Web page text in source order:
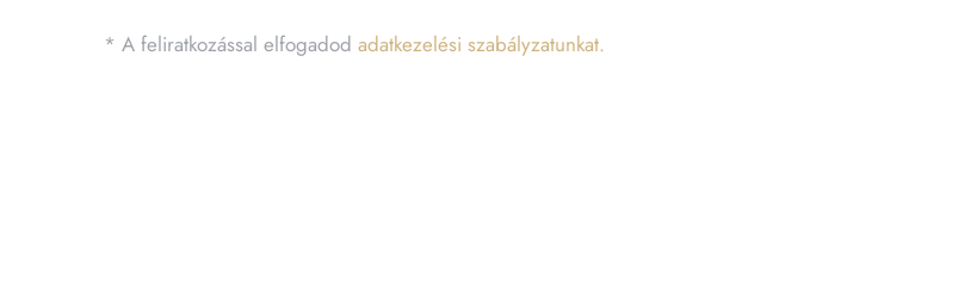
* A feliratkozással elfogadod adatkezelési szabályzatunkat.